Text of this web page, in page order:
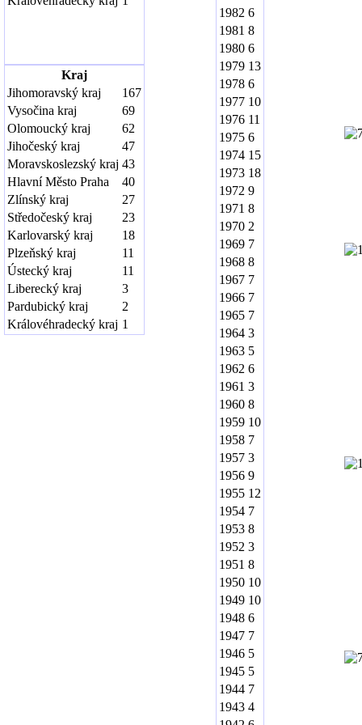
Kraj
Jihomoravský kraj
167
Vysočina kraj
69
Olomoucký kraj
62
Jihočeský kraj
47
Moravskoslezský kraj 43
Hlavní Město Praha
40
Zlínský kraj
27
Středočeský kraj
23
Karlovarský kraj
18
Plzeňský kraj
11
Ústecký kraj
11
Liberecký kraj
3
Pardubický kraj
2
Královéhradecký kraj 1
1982 6
1981 8
1980 6
1979 13
1978 6
1977 10
1976 11
1975 6
1974 15
1973 18
1972 9
1971 8
1970 2
1969 7
1968 8
1967 7
1966 7
1965 7
1964 3
1963 5
1962 6
1961 3
1960 8
1959 10
1958 7
1957 3
1956 9
1955 12
1954 7
1953 8
1952 3
1951 8
1950 10
1949 10
1948 6
1947 7
1946 5
1945 5
1944 7
1943 4